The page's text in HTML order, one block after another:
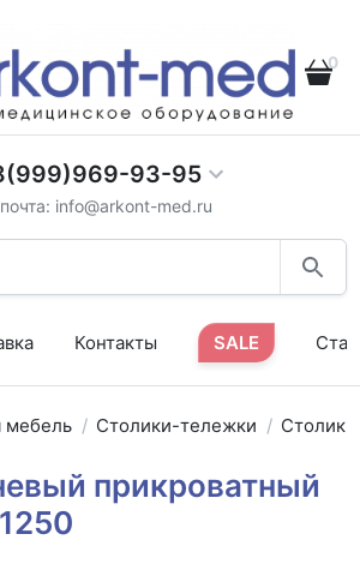
0
93-95
info@arkont-med.ru
Контакты SALE
мебель Столики-тележки
прикроватный